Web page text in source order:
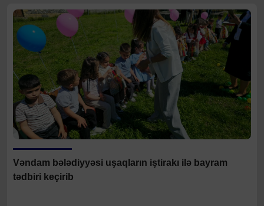
Vəndam bələdiyyəsi uşaqların iştirakı ilə bayram
tədbiri keçirib